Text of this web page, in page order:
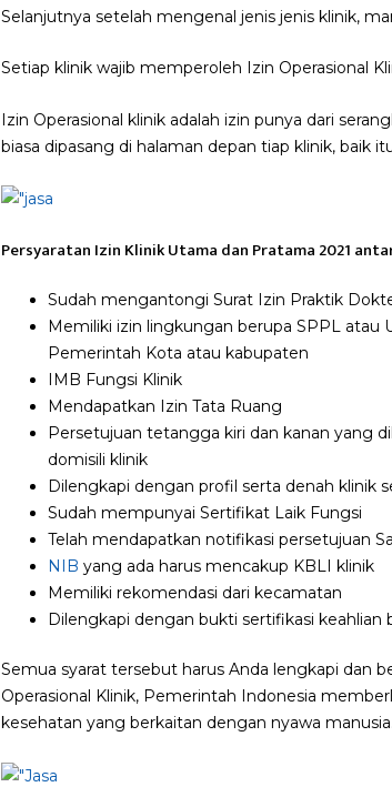
Selanjutnya setelah mengenal jenis jenis klinik,
Setiap klinik wajib memperoleh Izin Operasional
Izin Operasional klinik adalah izin punya dari
biasa dipasang di halaman depan tiap klinik, baik
Persyaratan Izin Klinik Utama dan Pratama 2021
Sudah mengantongi Surat Izin Praktik
Memiliki izin lingkungan berupa SPPL atau
Pemerintah Kota atau kabupaten
IMB Fungsi Klinik
Mendapatkan Izin Tata Ruang
Persetujuan tetangga kiri dan kanan yang
domisili klinik
Dilengkapi dengan profil serta denah klinik
Sudah mempunyai Sertifikat Laik Fungsi
Telah mendapatkan notifikasi persetujuan
NIB yang ada harus mencakup KBLI klinik
Memiliki rekomendasi dari kecamatan
Dilengkapi dengan bukti sertifikasi
Semua syarat tersebut harus Anda lengkapi dan
Operasional Klinik, Pemerintah Indonesia
kesehatan yang berkaitan dengan nyawa manusia.